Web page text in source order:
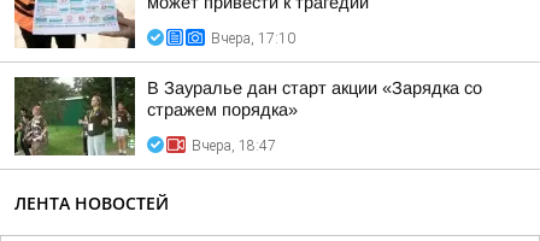
Вчера, 17:10
В Зауралье дан старт акции «Зарядка со
стражем порядка»
Вчера, 18:47
ЛЕНТА НОВОСТЕЙ